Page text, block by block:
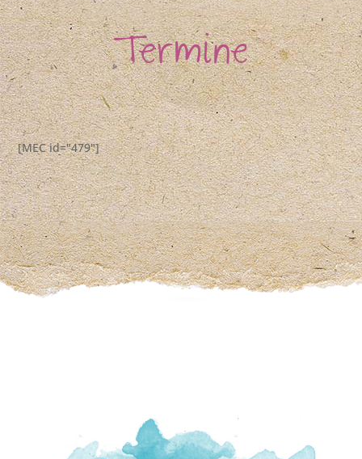
Termine
[MEC id="479"]